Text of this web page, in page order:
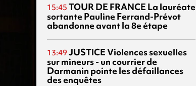
15:45 TOUR DE FRANCE La lauréate
sortante Pauline Ferrand-Prévot
abandonne avant la 8e étape
13:49 JUSTICEViolences sexuelles
sur mineurs - un courrier de
Darmanin pointe les défaillances
des enquêtes